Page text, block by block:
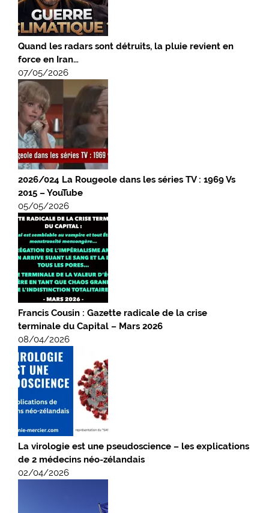
Quand les radars sont détruits, la pluie revient en
force en Iran…
07/05/2026
2026/024 La Rougeole dans les séries TV : 1969 Vs
2015 – YouTube
05/05/2026
Francis Cousin : Gazette radicale de la crise
terminale du Capital – Mars 2026
08/04/2026
La virologie est une pseudoscience – les explications
de 2 médecins néo-zélandais
02/04/2026